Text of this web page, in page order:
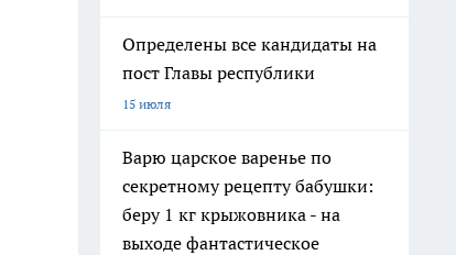
Определены все кандидаты на
пост Главы республики
15 июля
Варю царское варенье по
секретному рецепту бабушки:
беру 1 кг крыжовника - на
выходе фантастическое